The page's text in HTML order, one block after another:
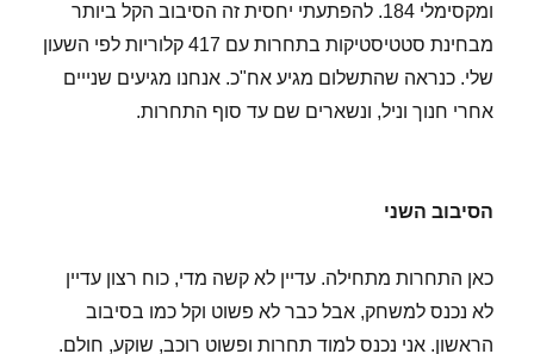
ומקסימלי 184. להפתעתי יחסית זה הסיבוב הקל ביותר
מבחינת סטטיסטיקות בתחרות עם 417 קלוריות לפי השעון
שלי. כנראה שהתשלום מגיע אח"כ. אנחנו מגיעים שנייים
אחרי חנוך וניל, ונשארים שם עד סוף התחרות.
הסיבוב השני
כאן התחרות מתחילה. עדיין לא קשה מדי, כוח רצון עדיין
לא נכנס למשחק, אבל כבר לא פשוט וקל כמו בסיבוב
הראשון. אני נכנס למוד תחרות ופשוט רוכב, שוקע, חולם.